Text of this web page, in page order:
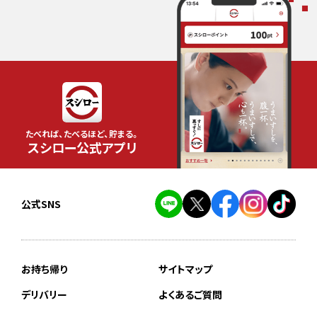
たべれば、たべるほど、貯まる。
スシロー公式アプリ
公式SNS
お持ち帰り
デリバリー
サイトマップ
よくあるご質問